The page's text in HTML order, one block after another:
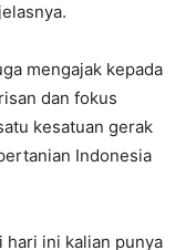
mengajak kepada
dan fokus
kesatuan gerak
Indonesia
hari ini kalian punya